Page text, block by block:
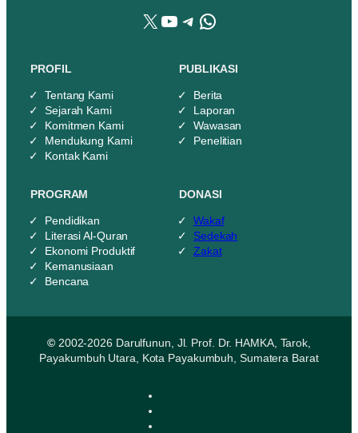
X YouTube Telegram WhatsApp
PROFIL
Tentang Kami
Sejarah Kami
Komitmen Kami
Mendukung Kami
Kontak Kami
PUBLIKASI
Berita
Laporan
Wawasan
Penelitian
PROGRAM
Pendidikan
Literasi Al-Quran
Ekonomi Produktif
Kemanusiaan
Bencana
DONASI
Wakaf
Sedekah
Zakat
©2002-2026 Darulfunun, Jl. Prof. Dr. HAMKA, Tarok,
Payakumbuh Utara, Kota Payakumbuh, Sumatera Barat